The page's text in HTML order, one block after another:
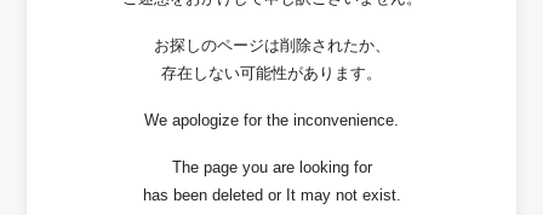
お探しのページは削除されたか、
存在しない可能性があります。
We apologize for the inconvenience.
The page you are looking for
has been deleted or It may not exist.